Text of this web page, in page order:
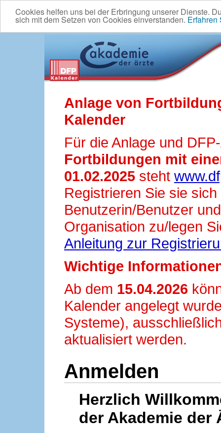
Cookies helfen uns bei der Erbringung unserer Dienste.
sich mit dem Setzen von Cookies einverstanden. Erfahren
Anlage von
Kalender
Für die Anlage und
Fortbildungen mit
01.02.2025 steht
Registrieren Sie sie
Benutzerin/Benutzer
Organisation zu/legen
Anleitung zur
Wichtige
Ab dem 15.04.2026
Kalender angelegt
Systeme),
aktualisiert werden.
Anmelden
Herzlich
der Akademie der